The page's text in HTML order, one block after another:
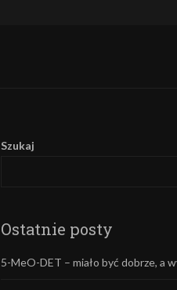
Szukaj
Ostatnie posty
5-MeO-DET – miało być dobrze, a